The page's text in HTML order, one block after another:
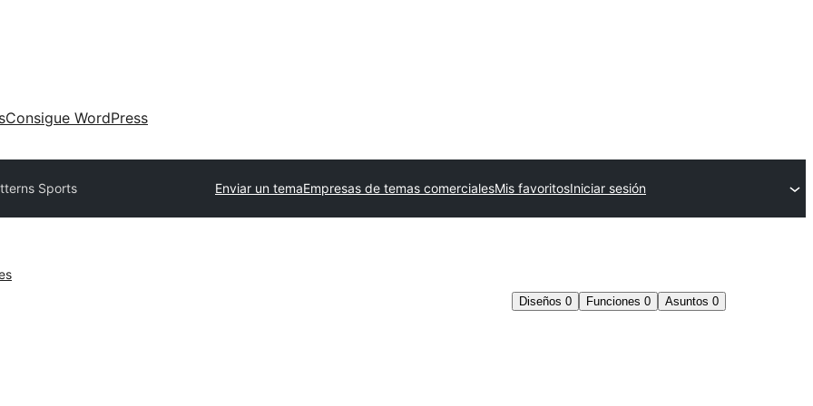
Consigue WordPress
Sports Enviar un temaEmpresas de temas comercialesMis favoritosIniciar sesión
Diseños 0 Funciones 0 Asuntos 0